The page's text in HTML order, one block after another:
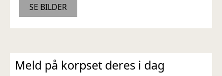
SE BILDER
Meld på korpset deres i dag